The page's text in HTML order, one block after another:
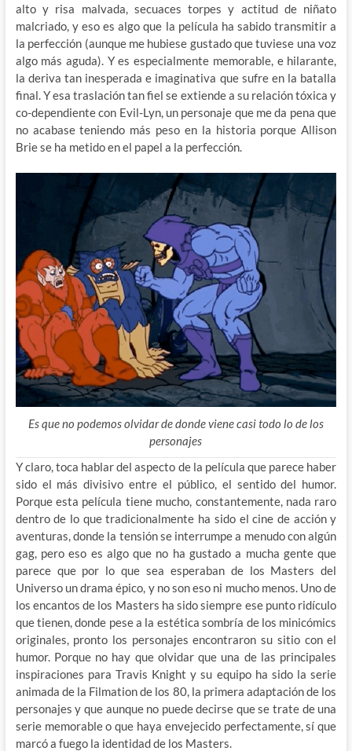
alto y risa malvada, secuaces torpes y actitud de niñato
malcriado, y eso es algo que la película ha sabido transmitir a
la perfección (aunque me hubiese gustado que tuviese una voz
algo más aguda). Y es especialmente memorable, e hilarante,
la deriva tan inesperada e imaginativa que sufre en la batalla
final. Y esa traslación tan fiel se extiende a su relación tóxica y
co-dependiente con Evil-Lyn, un personaje que me da pena que
no acabase teniendo más peso en la historia porque Allison
Brie se ha metido en el papel a la perfección.
Es que no podemos olvidar de donde viene casi todo lo de los
personajes
Y claro, toca hablar del aspecto de la película que parece haber
sido el más divisivo entre el público, el sentido del humor.
Porque esta película tiene mucho, constantemente, nada raro
dentro de lo que tradicionalmente ha sido el cine de acción y
aventuras, donde la tensión se interrumpe a menudo con algún
gag, pero eso es algo que no ha gustado a mucha gente que
parece que por lo que sea esperaban de los Masters del
Universo un drama épico, y no son eso ni mucho menos. Uno de
los encantos de los Masters ha sido siempre ese punto ridículo
que tienen, donde pese a la estética sombría de los minicómics
originales, pronto los personajes encontraron su sitio con el
humor. Porque no hay que olvidar que una de las principales
inspiraciones para Travis Knight y su equipo ha sido la serie
animada de la Filmation de los 80, la primera adaptación de los
personajes y que aunque no puede decirse que se trate de una
serie memorable o que haya envejecido perfectamente, sí que
marcó a fuego la identidad de los Masters.